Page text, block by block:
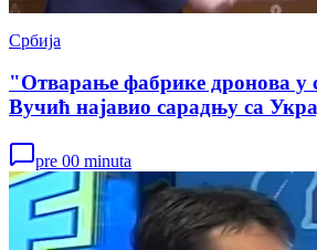
Србија
"Отварање фабрике дронова у
Вучић најавио сарадњу са
pre 00 minuta